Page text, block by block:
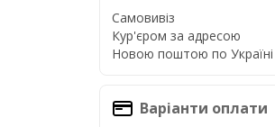
Самовивіз
Кур'єром за адресою
Новою поштою по Україні
Варіанти оплати